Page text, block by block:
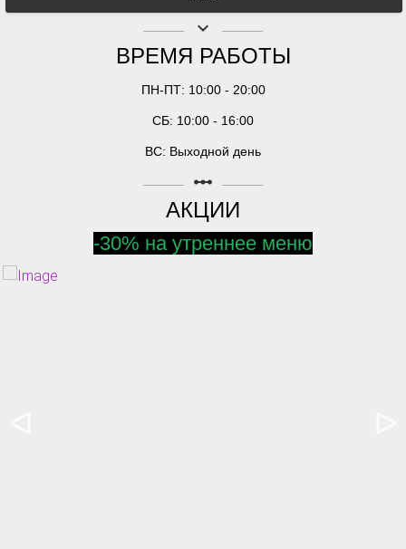
keyboard_arrow_down
ВРЕМЯ РАБОТЫ
ПН-ПТ: 10:00 - 20:00
СБ: 10:00 - 16:00
ВС: Выходной день
linear_scale
АКЦИИ
-30% на утреннее меню